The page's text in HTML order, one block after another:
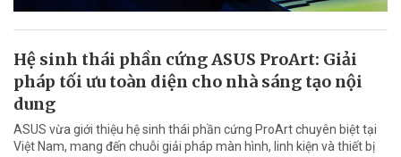
Hệ sinh thái phần cứng ASUS ProArt: Giải
pháp tối ưu toàn diện cho nhà sáng tạo nội
dung
ASUS vừa giới thiệu hệ sinh thái phần cứng ProArt chuyên biệt tại
Việt Nam, mang đến chuỗi giải pháp màn hình, linh kiện và thiết bị